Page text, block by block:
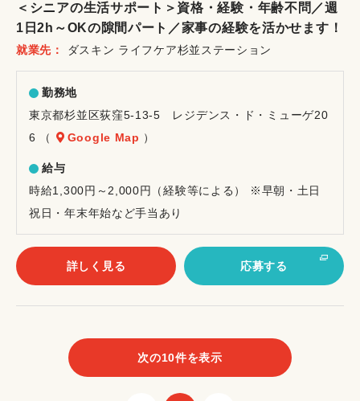
バ
イ
ト
＜シニアの生活サポート＞資格・経験・年齢不問／週
1日2h～OKの隙間パート／家事の経験を活かせます！
就業先 ダスキン ライフケア杉並ステーション
勤務地
東京都杉並区荻窪5-13-5 レジデンス・ド・ミューゲ20
6 （
Google Map ）
給与
時給1,300円～2,000円（経験等による） ※早朝・土日
祝日・年末年始など手当あり
詳しく見る 応募する
次の10件を表示